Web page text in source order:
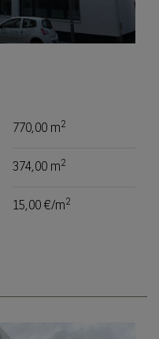
770,00 m2
374,00 m2
15,00 €/m2